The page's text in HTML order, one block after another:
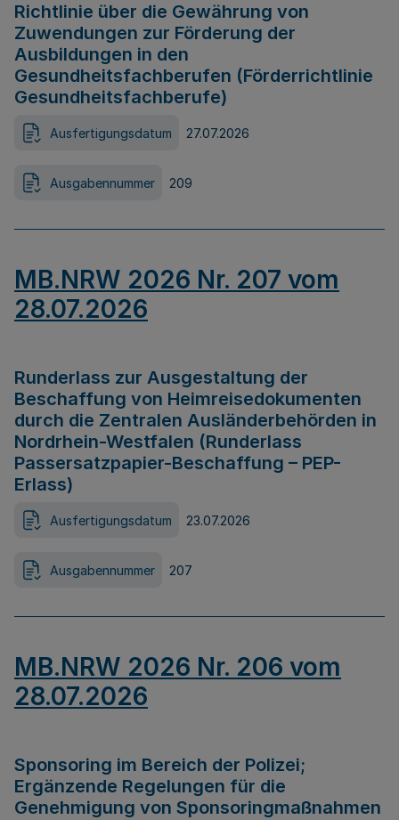
Richtlinie über die Gewährung von
Zuwendungen zur Förderung der
Ausbildungen in den
Gesundheitsfachberufen (Förderrichtlinie
Gesundheitsfachberufe)
Ausfertigungsdatum 27.07.2026
Ausgabennummer 209
MB.NRW 2026 Nr. 207 vom
28.07.2026
Runderlass zur Ausgestaltung der
Beschaffung von Heimreisedokumenten
durch die Zentralen Ausländerbehörden in
Nordrhein-Westfalen (Runderlass
Passersatzpapier-Beschaffung – PEP-
Erlass)
Ausfertigungsdatum 23.07.2026
Ausgabennummer 207
MB.NRW 2026 Nr. 206 vom
28.07.2026
Sponsoring im Bereich der Polizei;
Ergänzende Regelungen für die
Genehmigung von Sponsoringmaßnahmen